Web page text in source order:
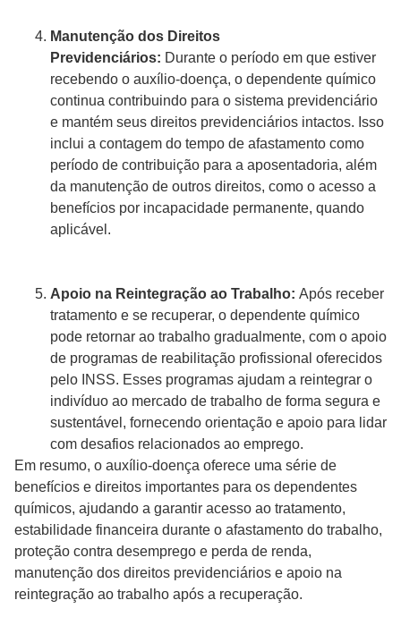
Manutenção dos Direitos
Previdenciários: Durante o período em que estiver
recebendo o auxílio-doença, o dependente químico
continua contribuindo para o sistema previdenciário
e mantém seus direitos previdenciários intactos. Isso
inclui a contagem do tempo de afastamento como
período de contribuição para a aposentadoria, além
da manutenção de outros direitos, como o acesso a
benefícios por incapacidade permanente, quando
aplicável.
Apoio na Reintegração ao Trabalho: Após receber
tratamento e se recuperar, o dependente químico
pode retornar ao trabalho gradualmente, com o apoio
de programas de reabilitação profissional oferecidos
pelo INSS. Esses programas ajudam a reintegrar o
indivíduo ao mercado de trabalho de forma segura e
sustentável, fornecendo orientação e apoio para lidar
com desafios relacionados ao emprego.
Em resumo, o auxílio-doença oferece uma série de
benefícios e direitos importantes para os dependentes
químicos, ajudando a garantir acesso ao tratamento,
estabilidade financeira durante o afastamento do trabalho,
proteção contra desemprego e perda de renda,
manutenção dos direitos previdenciários e apoio na
reintegração ao trabalho após a recuperação.